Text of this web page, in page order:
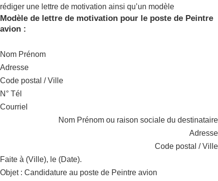
rédiger une lettre de motivation ainsi qu’un modèle
Modèle de lettre de motivation pour le poste de Peintre
avion :
Nom Prénom
Adresse
Code postal / Ville
N° Tél
Courriel
Nom Prénom ou raison sociale du destinataire
Adresse
Code postal / Ville
Faite à (Ville), le (Date).
Objet : Candidature au poste de Peintre avion